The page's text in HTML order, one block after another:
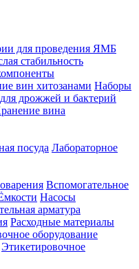
для проведения ЯМБ
стабильность
вин хитозанами Наборы
дрожжей и бактерий
вина
посуда Лабораторное
Вспомогательное
Насосы
арматура
Расходные материалы
оборудование
Этикетировочное